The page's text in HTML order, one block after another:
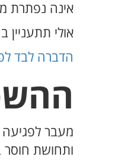
אינה נפתרת
אולי תתעניין ב
הדברה לבד
מעבר
ותחושת חוסר